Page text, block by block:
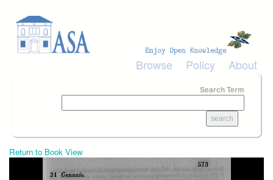
Browse Policy About
Search Term
Return to Book View